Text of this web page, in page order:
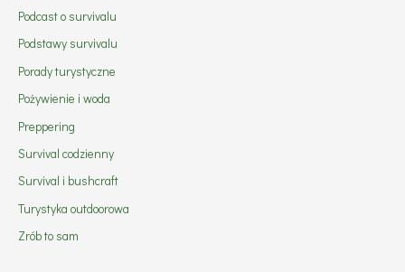
Podcast o survivalu
Podstawy survivalu
Porady turystyczne
Pożywienie i woda
Preppering
Survival codzienny
Survival i bushcraft
Turystyka outdoorowa
Zrób to sam